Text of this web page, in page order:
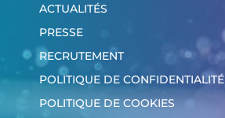
ACTUALITÉS
PRESSE
RECRUTEMENT
POLITIQUE DE CONFIDENTIALITÉ
POLITIQUE DE COOKIES